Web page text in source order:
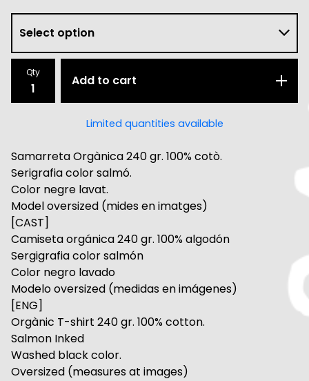
Qty
Add to cart
Limited quantities available
Samarreta Orgànica 240 gr. 100% cotò.
Serigrafia color salmó.
Color negre lavat.
Model oversized (mides en imatges)
[CAST]
Camiseta orgánica 240 gr. 100% algodón
Sergigrafia color salmón
Color negro lavado
Modelo oversized (medidas en imágenes)
[ENG]
Orgànic T-shirt 240 gr. 100% cotton.
Salmon Inked
Washed black color.
Oversized (measures at images)